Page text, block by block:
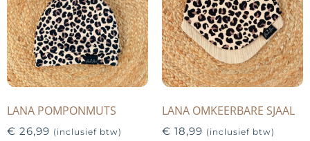
LANA POMPONMUTS
€ 26,99 (inclusief btw)
LANA OMKEERBARE SJAAL
€ 18,99 (inclusief btw)